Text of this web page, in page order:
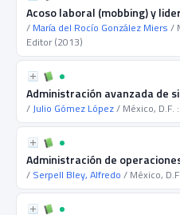
Acoso laboral (mobbing) y
/ María del Rocío González Miers /
Editor (2013)
Administración avanzada de
/Julio Gómez López/ México, D.F.
Administración de
/ Serpell Bley, Alfredo / México,